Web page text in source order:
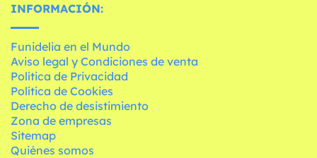
INFORMACIÓN:
Funidelia en el Mundo
Aviso legal y Condiciones de venta
Política de Privacidad
Política de Cookies
Derecho de desistimiento
Zona de empresas
Sitemap
Quiénes somos